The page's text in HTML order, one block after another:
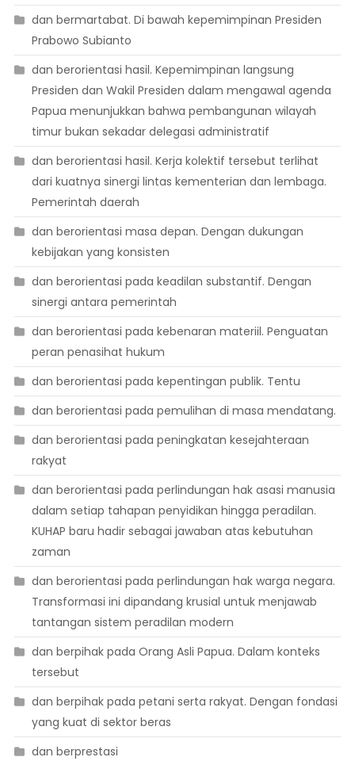
dan bermartabat. Di bawah kepemimpinan Presiden
Prabowo Subianto
dan berorientasi hasil. Kepemimpinan langsung
Presiden dan Wakil Presiden dalam mengawal agenda
Papua menunjukkan bahwa pembangunan wilayah
timur bukan sekadar delegasi administratif
dan berorientasi hasil. Kerja kolektif tersebut terlihat
dari kuatnya sinergi lintas kementerian dan lembaga.
Pemerintah daerah
dan berorientasi masa depan. Dengan dukungan
kebijakan yang konsisten
dan berorientasi pada keadilan substantif. Dengan
sinergi antara pemerintah
dan berorientasi pada kebenaran materiil. Penguatan
peran penasihat hukum
dan berorientasi pada kepentingan publik. Tentu
dan berorientasi pada pemulihan di masa mendatang.
dan berorientasi pada peningkatan kesejahteraan
rakyat
dan berorientasi pada perlindungan hak asasi manusia
dalam setiap tahapan penyidikan hingga peradilan.
KUHAP baru hadir sebagai jawaban atas kebutuhan
zaman
dan berorientasi pada perlindungan hak warga negara.
Transformasi ini dipandang krusial untuk menjawab
tantangan sistem peradilan modern
dan berpihak pada Orang Asli Papua. Dalam konteks
tersebut
dan berpihak pada petani serta rakyat. Dengan fondasi
yang kuat di sektor beras
dan berprestasi